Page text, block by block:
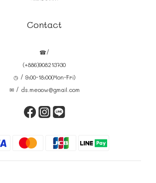
Contact
☎/
(+886)908213730
◷ / 9:00-18:00(Mon-Fri)
✉ / ds.meoow@gmail.com